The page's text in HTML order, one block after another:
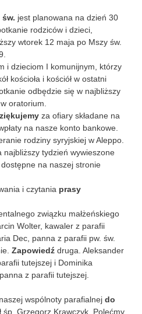
jest planowana na dzień 30
rodziców i dzieci,
wtorek 12 maja po Mszy św.
i dzieciom I komunijnym, którzy
kościoła i kościół w ostatni
odbędzie się w najbliższy
oratorium.
za ofiary składane na
na nasze konto bankowe.
rodziny syryjskiej w Aleppo.
najbliższy tydzień wywieszone
na naszej stronie
i czytania prasy
związku małżeńskiego
Wolter, kawaler z parafii
Dec, panna z parafii pw. św.
Zapowiedź druga. Aleksander
tutejszej i Dominika
z parafii tutejszej.
wspólnoty parafialnej do
śp. Grzegorz Krawczyk. Polećmy